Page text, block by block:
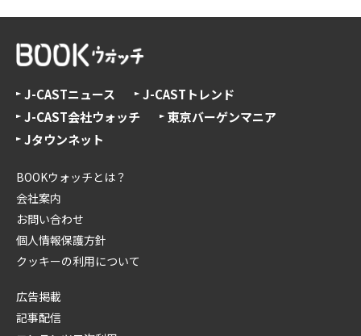
J-CASTニュース
J-CASTトレンド
J-CAST会社ウォッチ
東京バーゲンマニア
Jタウンネット
BOOKウォッチとは？
会社案内
お問い合わせ
個人情報保護方針
クッキーの利用について
広告掲載
記事配信